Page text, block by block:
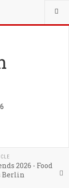
2026 - Food
Berlin